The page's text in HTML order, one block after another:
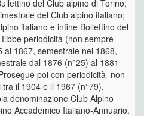
del Club alpino di Torino;
del Club alpino italiano;
italiano e infine Bollettino del
periodicità (non sempre
1867, semestrale nel 1868,
dal 1876 (n°25) al 1881
poi con periodicità non
il 1904 e il 1967 (n°79).
denominazione Club Alpino
Accademico Italiano-Annuario.